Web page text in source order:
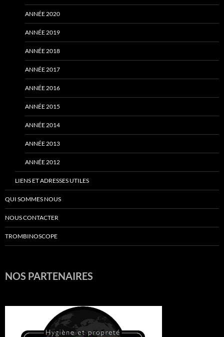
ANNÉE 2020
ANNÉE 2019
ANNÉE 2018
ANNÉE 2017
ANNÉE 2016
ANNÉE 2015
ANNÉE 2014
ANNÉE 2013
ANNÉE 2012
LIENS ET ADRESSES UTILES
QUI SOMMES NOUS
NOUS CONTACTER
TROMBINOSCOPE
NOS PARTENAIRES